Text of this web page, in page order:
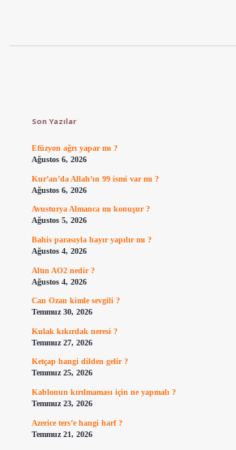
Son Yazılar
Efüzyon ağrı yapar mı ?
Ağustos 6, 2026
Kur’an’da Allah’ın 99 ismi var mı ?
Ağustos 6, 2026
Avusturya Almanca mı konuşur ?
Ağustos 5, 2026
Bahis parasıyla hayır yapılır mı ?
Ağustos 4, 2026
Altın AO2 nedir ?
Ağustos 4, 2026
Can Ozan kimle sevgili ?
Temmuz 30, 2026
Kulak kıkırdak neresi ?
Temmuz 27, 2026
Ketçap hangi dilden gelir ?
Temmuz 25, 2026
Kablonun kırılmaması için ne yapmalı ?
Temmuz 23, 2026
Azerice ters’e hangi harf ?
Temmuz 21, 2026